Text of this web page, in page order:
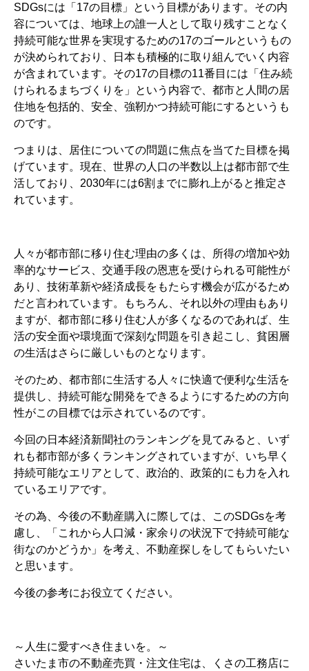
SDGsには「17の目標」という目標があります。その内
容については、地球上の誰一人として取り残すことなく
持続可能な世界を実現するための17のゴールというもの
が決められており、日本も積極的に取り組んでいく内容
が含まれています。その17の目標の11番目には「住み続
けられるまちづくりを」という内容で、都市と人間の居
住地を包括的、安全、強靭かつ持続可能にするというも
のです。
つまりは、居住についての問題に焦点を当てた目標を掲
げています。現在、世界の人口の半数以上は都市部で生
活しており、2030年には6割までに膨れ上がると推定さ
れています。
人々が都市部に移り住む理由の多くは、所得の増加や効
率的なサービス、交通手段の恩恵を受けられる可能性が
あり、技術革新や経済成長をもたらす機会が広がるため
だと言われています。もちろん、それ以外の理由もあり
ますが、都市部に移り住む人が多くなるのであれば、生
活の安全面や環境面で深刻な問題を引き起こし、貧困層
の生活はさらに厳しいものとなります。
そのため、都市部に生活する人々に快適で便利な生活を
提供し、持続可能な開発をできるようにするための方向
性がこの目標では示されているのです。
今回の日本経済新聞社のランキングを見てみると、いず
れも都市部が多くランキングされていますが、いち早く
持続可能なエリアとして、政治的、政策的にも力を入れ
ているエリアです。
その為、今後の不動産購入に際しては、このSDGsを考
慮し、「これから人口減・家余りの状況下で持続可能な
街なのかどうか」を考え、不動産探しをしてもらいたい
と思います。
今後の参考にお役立てください。
～人生に愛すべき住まいを。～
さいたま市の不動産売買・注文住宅は、くさの工務店に